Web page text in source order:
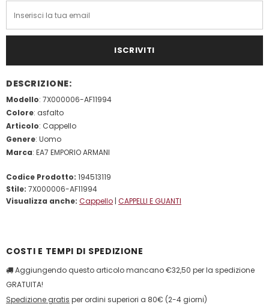
DESCRIZIONE:
Modello: 7X000006-AF11994
Colore: asfalto
Articolo: Cappello
Genere: Uomo
Marca: EA7 EMPORIO ARMANI
Codice Prodotto: 194513119
Stile: 7X000006-AF11994
Visualizza anche: Cappello | CAPPELLI E GUANTI
COSTI E TEMPI DI SPEDIZIONE
Aggiungendo questo articolo mancano €32,50 per la spedizione
GRATUITA!
Spedizione gratis per ordini superiori a 80€ (2-4 giorni)